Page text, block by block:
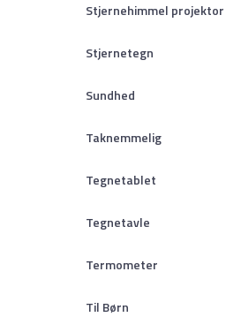
Stjernehimmel projektor
Stjernetegn
Sundhed
Taknemmelig
Tegnetablet
Tegnetavle
Termometer
Til Børn